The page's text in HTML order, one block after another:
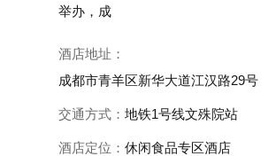
举办，成
酒店地址：
成都市青羊区新华大道江汉路29号
交通方式： 地铁1号线文殊院站
酒店定位： 休闲食品专区酒店